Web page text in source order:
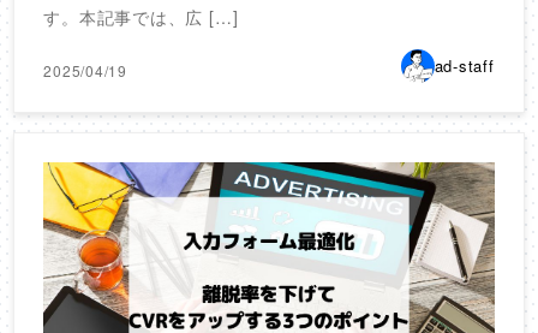
す。本記事では、広 […]
2025/04/19 ad-staff